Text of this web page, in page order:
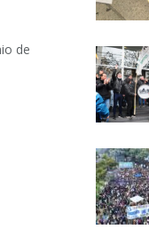
de